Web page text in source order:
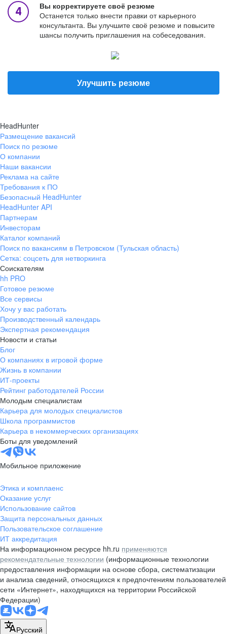
Вы корректируете своё резюме
Останется только внести правки от карьерного
консультанта. Вы улучшите своё резюме и повысите
шансы получить приглашения на собеседования.
Улучшить резюме
HeadHunter
Размещение вакансий
Поиск по резюме
О компании
Наши вакансии
Реклама на сайте
Требования к ПО
Безопасный HeadHunter
HeadHunter API
Партнерам
Инвесторам
Каталог компаний
Поиск по вакансиям в Петровском (Тульская область)
Сетка: соцсеть для нетворкинга
Соискателям
hh PRO
Готовое резюме
Все сервисы
Хочу у вас работать
Производственный календарь
Экспертная рекомендация
Новости и статьи
Блог
О компаниях в игровой форме
Жизнь в компании
ИТ-проекты
Рейтинг работодателей России
Молодым специалистам
Карьера для молодых специалистов
Школа программистов
Карьера в некоммерческих организациях
Боты для уведомлений
Мобильное приложение
Этика и комплаенс
Оказание услуг
Использование сайтов
Защита персональных данных
Пользовательское соглашение
ИТ аккредитация
На информационном ресурсе hh.ru применяются
рекомендательные технологии (информационные технологии
предоставления информации на основе сбора, систематизации
и анализа сведений, относящихся к предпочтениям пользователей
сети «Интернет», находящихся на территории Российской
Федерации)
Русский